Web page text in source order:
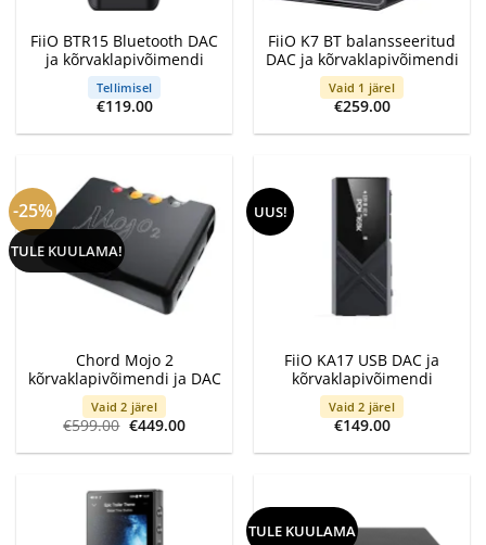
FiiO BTR15 Bluetooth DAC
ja kõrvaklapivõimendi
Tellimisel
€119.00
FiiO K7 BT balansseeritud
DAC ja kõrvaklapivõimendi
Vaid 1 järel
€259.00
-25%
TULE KUULAMA!
Chord Mojo 2
kõrvaklapivõimendi ja DAC
Vaid 2 järel
€599.00 Algne
hind
oli:
€449.00Current
is:
UUS!
FiiO KA17 USB DAC ja
kõrvaklapivõimendi
Vaid 2 järel
€149.00
TULE KUULAMA